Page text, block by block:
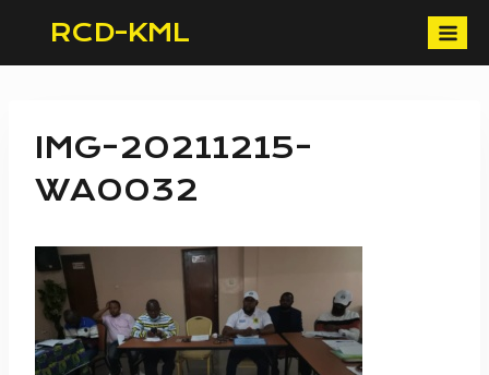
RCD-KML
IMG-20211215-
WA0032